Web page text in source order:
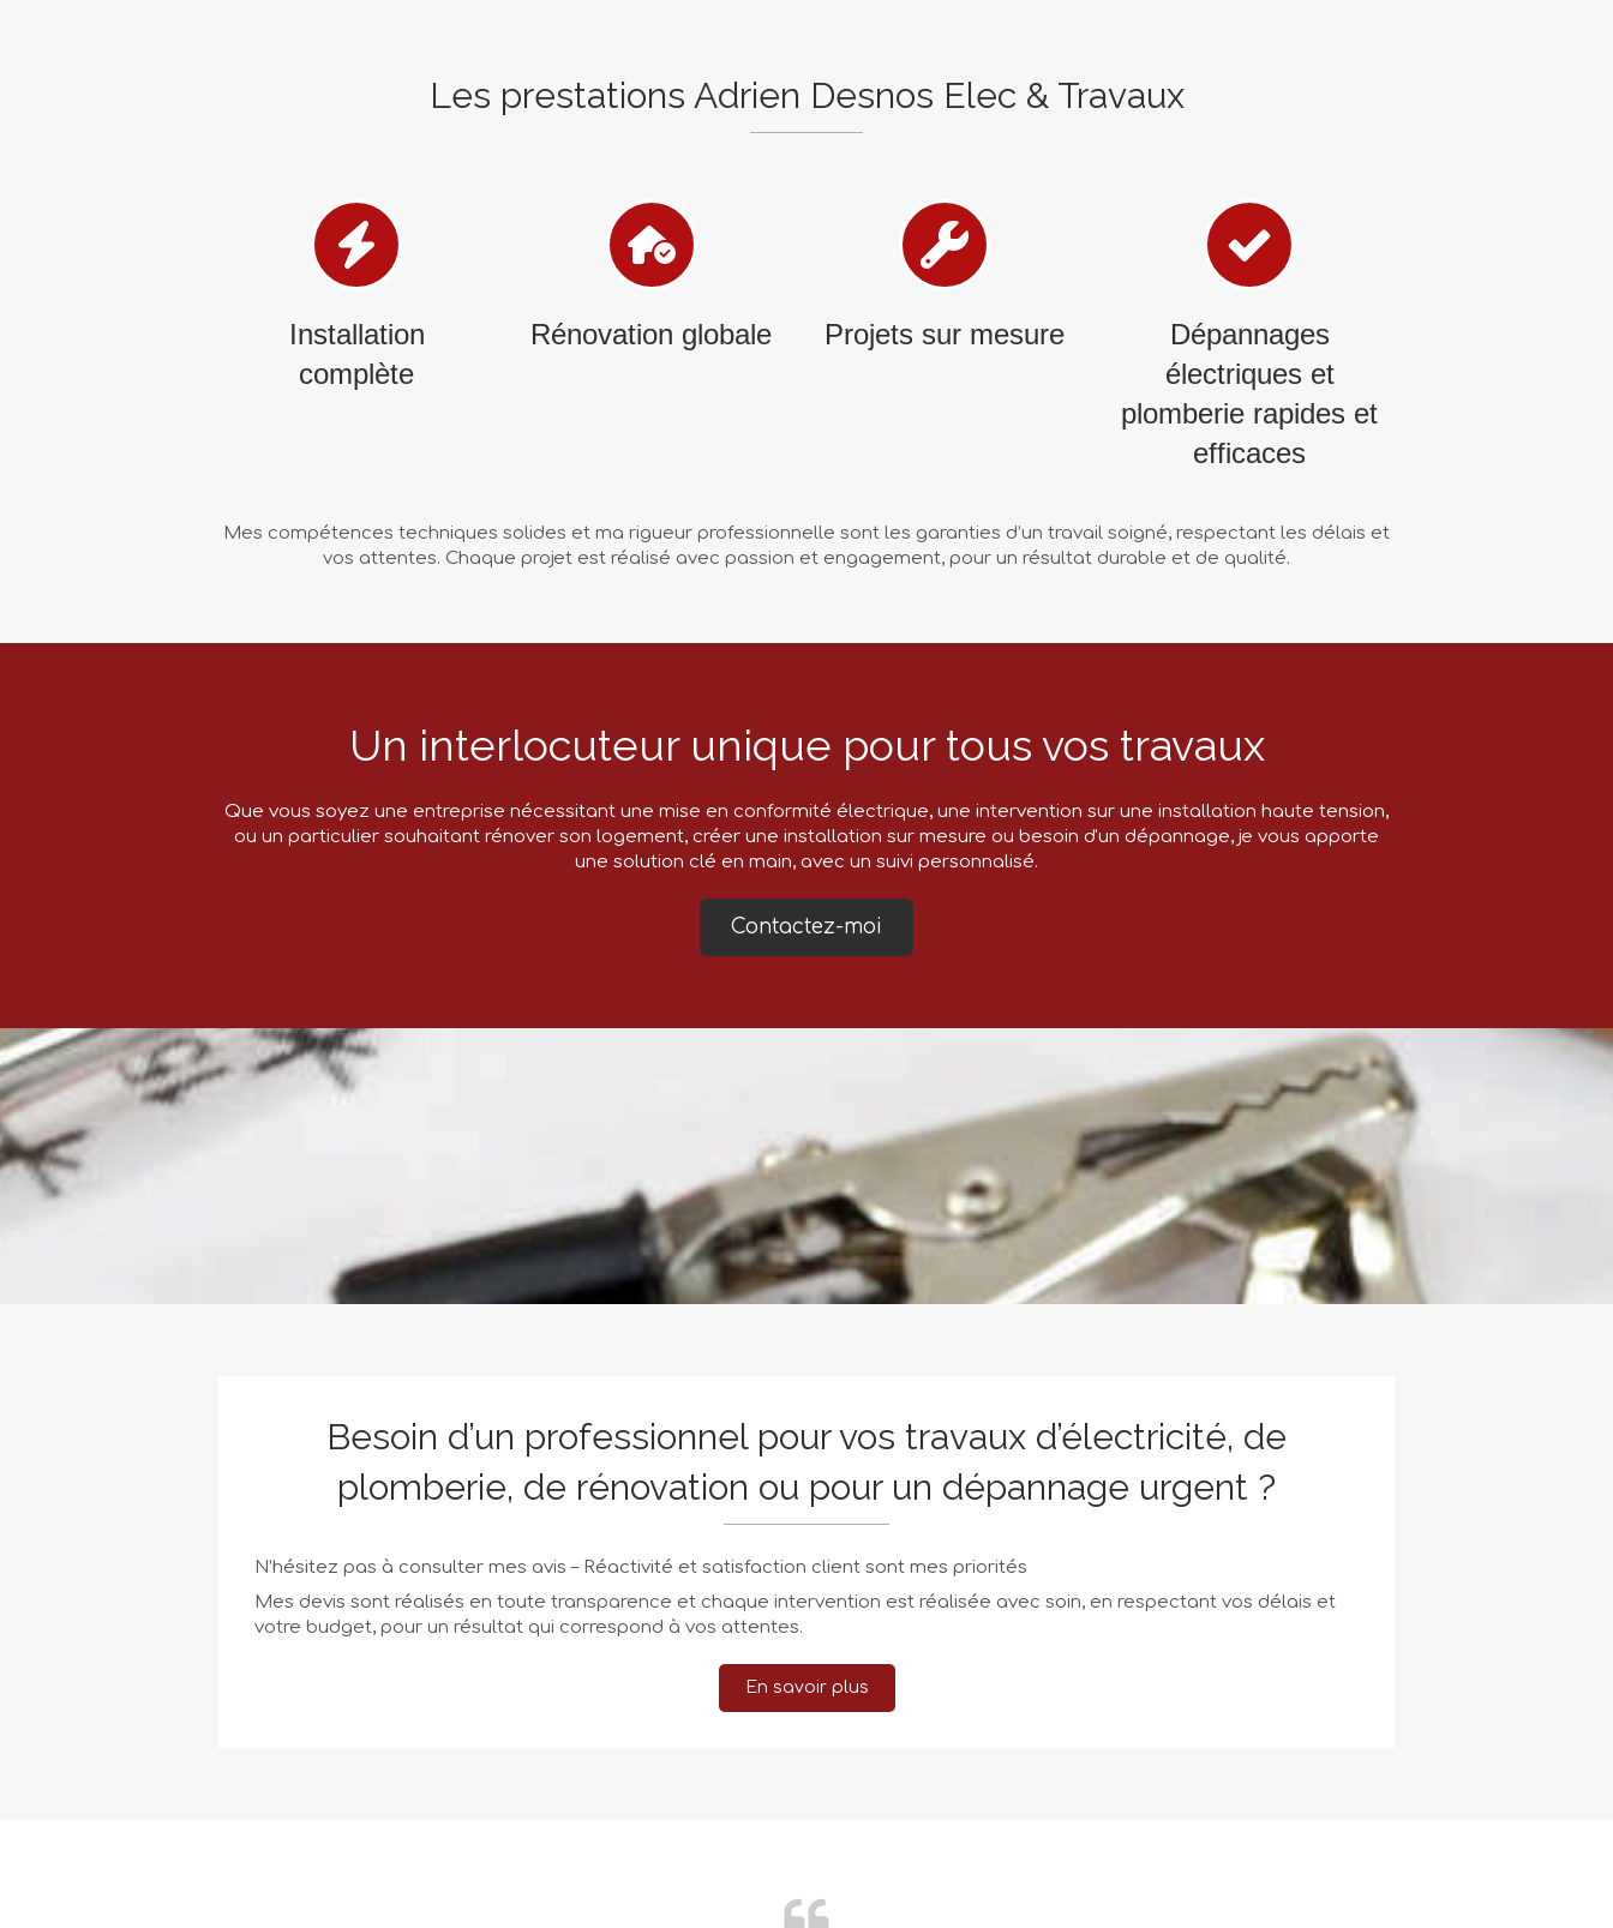
Les prestations Adrien Desnos Elec & Travaux
Installation
complète
Rénovation globale Projets sur mesure
Dépannages
électriques et
plomberie rapides et
efficaces
Mes compétences techniques solides et ma rigueur professionnelle sont les garanties d’un travail soigné, respectant les délais et
vos attentes. Chaque projet est réalisé avec passion et engagement, pour un résultat durable et de qualité.
Un interlocuteur unique pour tous vos travaux
Que vous soyez une entreprise nécessitant une mise en conformité électrique, une intervention sur une installation haute tension,
ou un particulier souhaitant rénover son logement, créer une installation sur mesure ou besoin d'un dépannage, je vous apporte
une solution clé en main, avec un suivi personnalisé.
Contactez-moi
Besoin d’un professionnel pour vos travaux d’électricité, de
plomberie, de rénovation ou pour un dépannage urgent ?
N’hésitez pas à consulter mes avis – Réactivité et satisfaction client sont mes priorités
Mes devis sont réalisés en toute transparence et chaque intervention est réalisée avec soin, en respectant vos délais et
votre budget, pour un résultat qui correspond à vos attentes.
En savoir plus